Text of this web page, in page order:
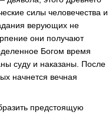
силы человечества и
верующих не
они получают
Богом время
суду и наказаны. После
начнется вечная
предстоящую